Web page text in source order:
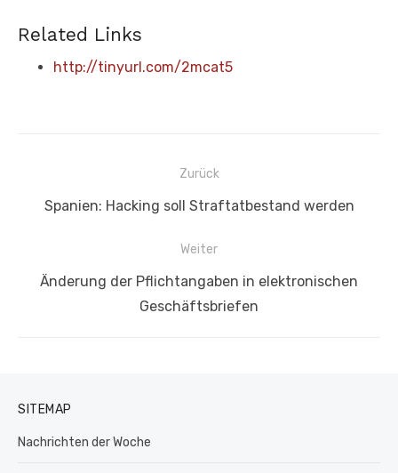
Related Links
http://tinyurl.com/2mcat5
Beitragsnavigation
Zurück
Vorheriger
Spanien: Hacking soll Straftatbestand werden
Weiter
Nächster
Änderung der Pflichtangaben in elektronischen
Geschäftsbriefen
SITEMAP
Nachrichten der Woche